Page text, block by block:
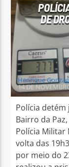
DE
Henrique
14 DE
Polícia
Bairro da
Polícia Militar
volta das
por meio do